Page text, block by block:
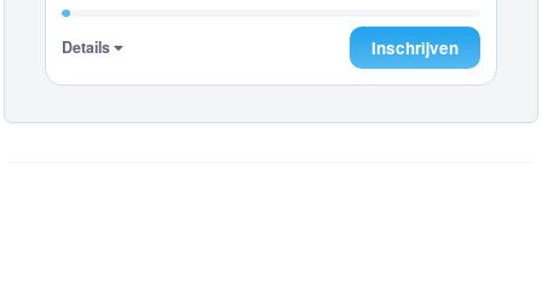
Details Inschrijven